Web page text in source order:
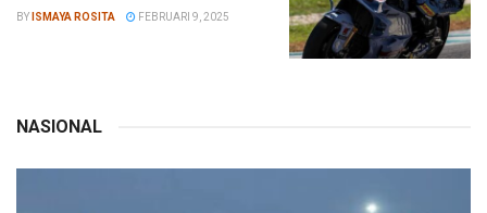
BY ISMAYA ROSITA FEBRUARI 9, 2025
NASIONAL